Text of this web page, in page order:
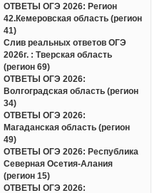
ОТВЕТЫ ОГЭ 2026: Регион
42.Кемеровская область (регион
41)
Слив реальных ответов ОГЭ
2026г. : Тверская область
(регион 69)
ОТВЕТЫ ОГЭ 2026:
Волгоградская область (регион
34)
ОТВЕТЫ ОГЭ 2026:
Магаданская область (регион
49)
ОТВЕТЫ ОГЭ 2026: Республика
Северная Осетия-Алания
(регион 15)
ОТВЕТЫ ОГЭ 2026: